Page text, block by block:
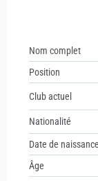
Nom complet
Position
Club actuel
Nationalité
Date de naissance
Âge